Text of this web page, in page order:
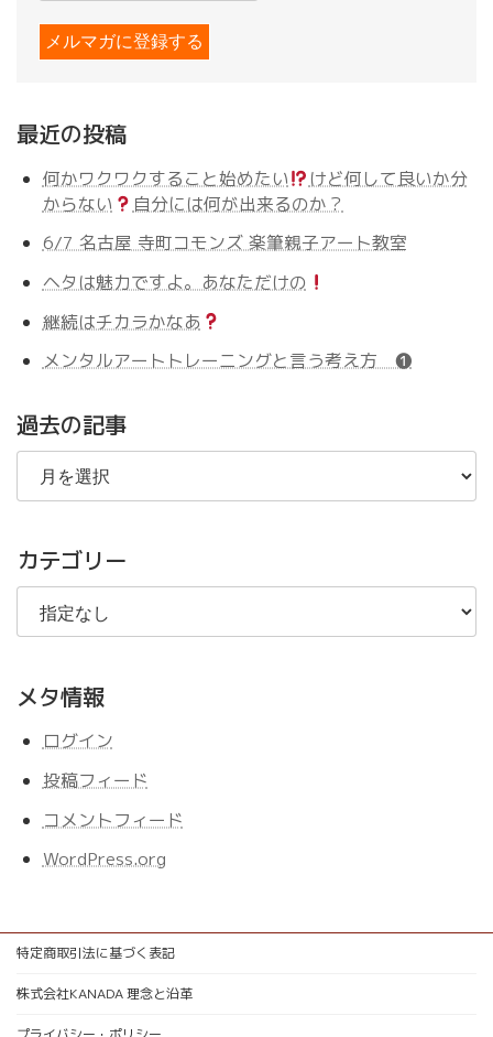
最近の投稿
何かワクワクすること始めたい
けど何して良いか分
からない
自分には何が出来るのか？
6/7 名古屋 寺町コモンズ 楽筆親子アート教室
ヘタは魅力ですよ。あなただけの
継続はチカラかなあ
メンタルアートトレーニングと言う考え方 ❶
過去の記事
過
の
事
カテゴリー
メタ情報
ログイン
投稿フィード
コメントフィード
WordPress.org
特定商取引法に基づく表記
株式会社KANADA 理念と沿革